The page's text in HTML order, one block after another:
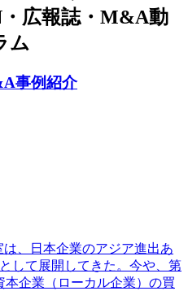
広報誌・M&A動
ム
事例紹介
、日本企業のアジア進出あ
して展開してきた。今や、第
企業（ローカル企業）の買